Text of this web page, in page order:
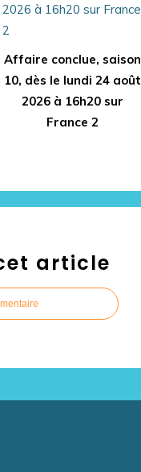
Affaire conclue, saison
10, dès le lundi 24 août
2026 à 16h20 sur
France 2
article